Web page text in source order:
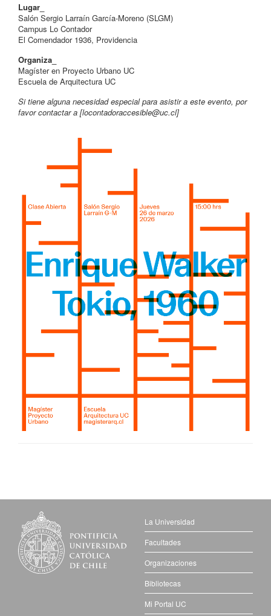
Lugar_
Salón Sergio Larraín García-Moreno (SLGM)
Campus Lo Contador
El Comendador 1936, Providencia
Organiza_
Magíster en Proyecto Urbano UC
Escuela de Arquitectura UC
Si tiene alguna necesidad especial para asistir a este evento, por
favor contactar a [locontadoraccesible@uc.cl]
La Universidad
Facultades
Organizaciones
Bibliotecas
Mi Portal UC